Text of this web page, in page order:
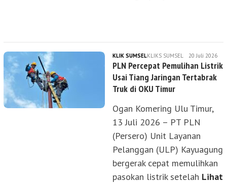
KLIK SUMSELKLIKS SUMSEL 20 Juli 2026
PLN Percepat Pemulihan Listrik
Usai Tiang Jaringan Tertabrak
Truk di OKU Timur
Ogan Komering Ulu Timur,
13 Juli 2026 – PT PLN
(Persero) Unit Layanan
Pelanggan (ULP) Kayuagung
bergerak cepat memulihkan
pasokan listrik setelah Lihat